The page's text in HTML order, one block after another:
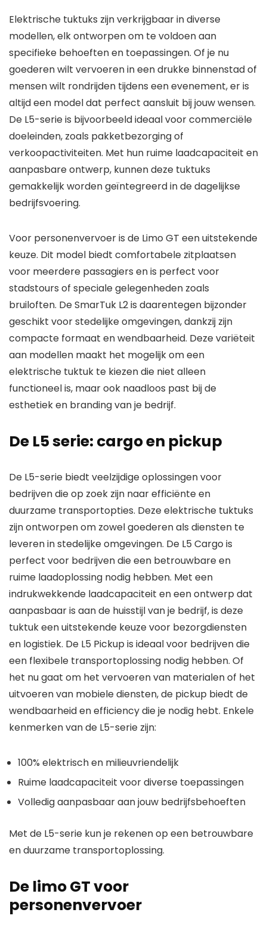
Elektrische tuktuks zijn verkrijgbaar in diverse
modellen, elk ontworpen om te voldoen aan
specifieke behoeften en toepassingen. Of je nu
goederen wilt vervoeren in een drukke binnenstad of
mensen wilt rondrijden tijdens een evenement, er is
altijd een model dat perfect aansluit bij jouw wensen.
De L5-serie is bijvoorbeeld ideaal voor commerciële
doeleinden, zoals pakketbezorging of
verkoopactiviteiten. Met hun ruime laadcapaciteit en
aanpasbare ontwerp, kunnen deze tuktuks
gemakkelijk worden geïntegreerd in de dagelijkse
bedrijfsvoering.
Voor personenvervoer is de Limo GT een uitstekende
keuze. Dit model biedt comfortabele zitplaatsen
voor meerdere passagiers en is perfect voor
stadstours of speciale gelegenheden zoals
bruiloften. De SmarTuk L2 is daarentegen bijzonder
geschikt voor stedelijke omgevingen, dankzij zijn
compacte formaat en wendbaarheid. Deze variëteit
aan modellen maakt het mogelijk om een
elektrische tuktuk te kiezen die niet alleen
functioneel is, maar ook naadloos past bij de
esthetiek en branding van je bedrijf.
De L5 serie: cargo en pickup
De L5-serie biedt veelzijdige oplossingen voor
bedrijven die op zoek zijn naar efficiënte en
duurzame transportopties. Deze elektrische tuktuks
zijn ontworpen om zowel goederen als diensten te
leveren in stedelijke omgevingen. De L5 Cargo is
perfect voor bedrijven die een betrouwbare en
ruime laadoplossing nodig hebben. Met een
indrukwekkende laadcapaciteit en een ontwerp dat
aanpasbaar is aan de huisstijl van je bedrijf, is deze
tuktuk een uitstekende keuze voor bezorgdiensten
en logistiek. De L5 Pickup is ideaal voor bedrijven die
een flexibele transportoplossing nodig hebben. Of
het nu gaat om het vervoeren van materialen of het
uitvoeren van mobiele diensten, de pickup biedt de
wendbaarheid en efficiency die je nodig hebt. Enkele
kenmerken van de L5-serie zijn:
100% elektrisch en milieuvriendelijk
Ruime laadcapaciteit voor diverse toepassingen
Volledig aanpasbaar aan jouw bedrijfsbehoeften
Met de L5-serie kun je rekenen op een betrouwbare
en duurzame transportoplossing.
De limo GT voor
personenvervoer